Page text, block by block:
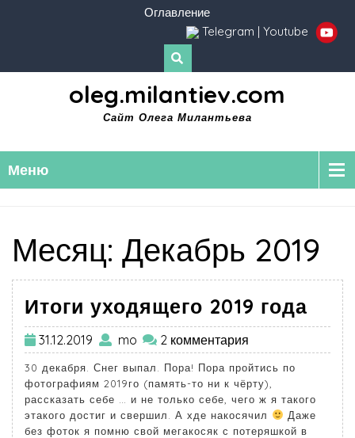
Оглавление
Telegram | Youtube
oleg.milantiev.com
Сайт Олега Милантьева
Меню
Месяц: Декабрь 2019
Итоги уходящего 2019 года
31.12.2019 mo 2 комментария
30 декабря. Снег выпал. Пора! Пора пройтись по
фотографиям 2019го (память-то ни к чёрту),
рассказать себе … и не только себе, чего ж я такого
этакого достиг и свершил. А хде накосячил
Даже
без фоток я помню свой мегакосяк с потеряшкой в